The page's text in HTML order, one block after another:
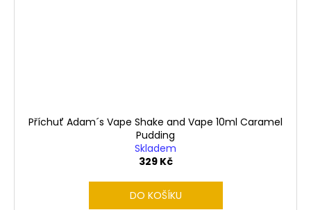
Příchuť Adam´s Vape Shake and Vape 10ml Caramel
Pudding
Skladem
329 Kč
DO KOŠÍKU